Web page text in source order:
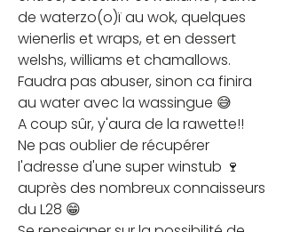
de waterzo(o)ï au wok, quelques
wienerlis et wraps, et en dessert
welshs, williams et chamallows.
Faudra pas abuser, sinon ca finira
au water avec la wassingue 😅
A coup sûr, y'aura de la rawette!!
Ne pas oublier de récupérer
l'adresse d'une super winstub 🍷
auprès des nombreux connaisseurs
du L28 😁